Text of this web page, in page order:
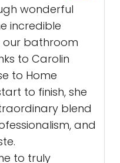
wonderful
incredible
bathroom
to Carolin
to Home
to finish, she
blend
and
to truly